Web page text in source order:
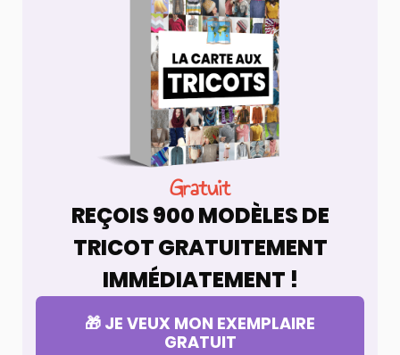
Gratuit
REÇOIS 900 MODÈLES DE
TRICOT GRATUITEMENT
IMMÉDIATEMENT !
🎁 JE VEUX MON EXEMPLAIRE
GRATUIT